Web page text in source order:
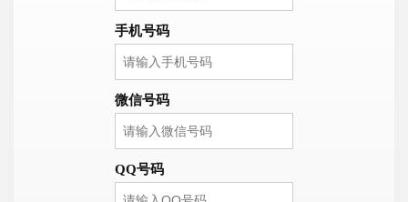
手机号码
微信号码
QQ号码